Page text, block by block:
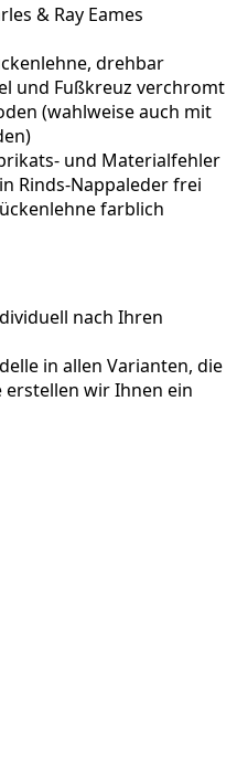
& Ray Eames
drehbar
und Fußkreuz verchromt
(wahlweise auch mit
und Materialfehler
Rinds-Nappaleder frei
farblich
nach Ihren
in allen Varianten, die
wir Ihnen ein